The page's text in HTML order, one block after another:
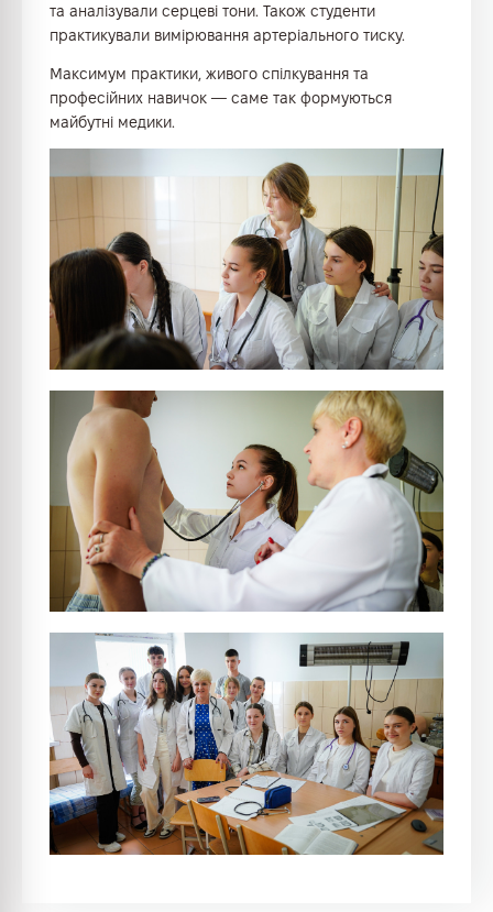
та аналізували серцеві тони. Також студенти
практикували вимірювання артеріального тиску.
Максимум практики, живого спілкування та
професійних навичок — саме так формуються
майбутні медики.